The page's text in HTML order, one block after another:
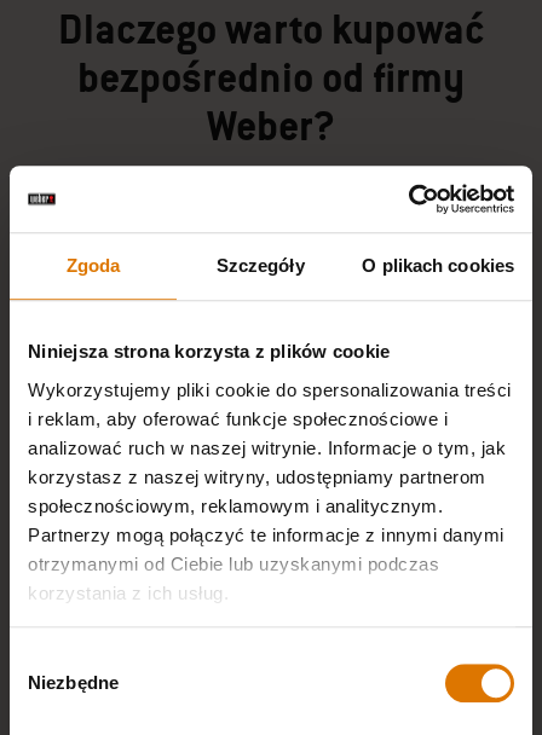
Zgoda Szczegóły O plikach cookies
Niniejsza strona korzysta z plików cookie
Wykorzystujemy pliki cookie do spersonalizowania treści
i reklam, aby oferować funkcje społecznościowe i
analizować ruch w naszej witrynie. Informacje o tym, jak
korzystasz z naszej witryny, udostępniamy partnerom
społecznościowym, reklamowym i analitycznym.
Partnerzy mogą połączyć te informacje z innymi danymi
otrzymanymi od Ciebie lub uzyskanymi podczas
korzystania z ich usług.
zgody
Niezbędne
Dlaczego warto kupować
bezpośrednio od firmy
Weber?
ŁATWE DOKONYWANIE PŁATNOŚCI
BEZPŁATNE DOSTAWY I ZWROTY